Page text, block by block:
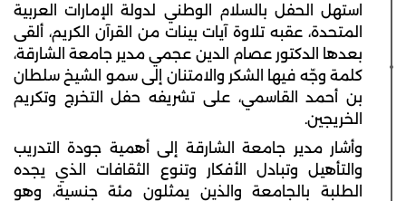
استهل الحفل بالسلام الوطني لدولة الإمارات العربية
المتحدة، عقبه تلاوة آيات بينات من القرآن الكريم، ألقى
بعدها الدكتور عصام الدين عجمي مدير جامعة الشارقة،
كلمة وجّه فيها الشكر والامتنان إلى سمو الشيخ سلطان
بن أحمد القاسمي، على تشريفه حفل التخرج وتكريم
الخريجين.
وأشار مدير جامعة الشارقة إلى أهمية جودة التدريب
والتأهيل وتبادل الأفكار وتنوع الثقافات الذي يجده
الطلبة بالجامعة والذين يمثلون مئة جنسية، وهو